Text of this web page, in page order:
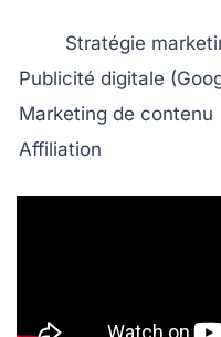
Stratégie
Publicité digitale
Marketing de contenu
Affiliation